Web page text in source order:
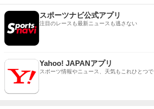
スポーツナビ公式アプリ
注目のレースも最新ニュースも逃さない
Yahoo! JAPANアプリ
スポーツ情報やニュース、天気もこれひとつで